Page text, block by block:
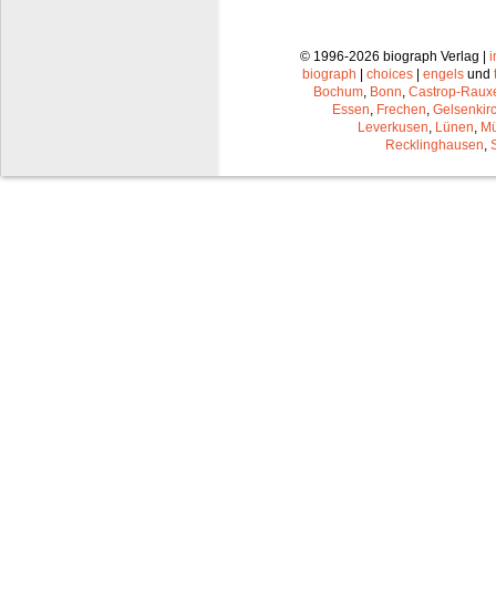
© 1996-2026 biograph Verlag |
biograph | choices | engels und
Bochum Bonn Castrop-
Essen Frechen
Leverkusen Lünen
Recklinghausen